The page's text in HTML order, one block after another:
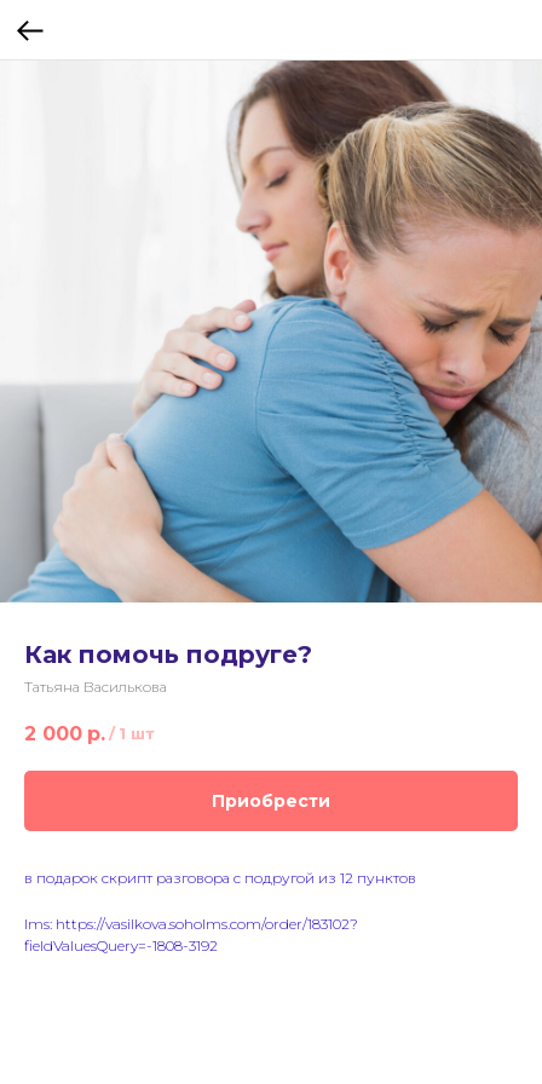
Как помочь подруге?
Татьяна Василькова
2 000 р. / 1 шт
Приобрести
в подарок скрипт разговора с подругой из 12 пунктов
lms: https://vasilkova.soholms.com/order/183102?
fieldValuesQuery=-1808-3192